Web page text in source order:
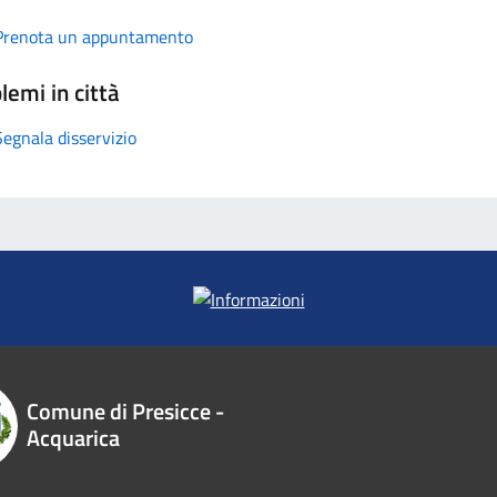
un appuntamento
in città
disservizio
Comune di Presicce -
Acquarica